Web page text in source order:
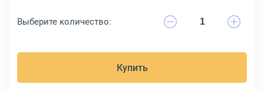
Выберите количество:
Купить